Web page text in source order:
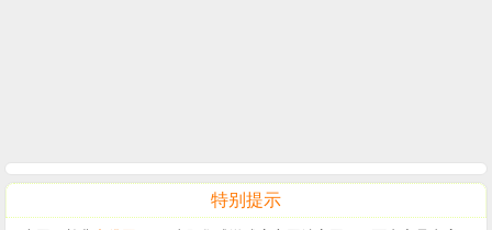
特别提示